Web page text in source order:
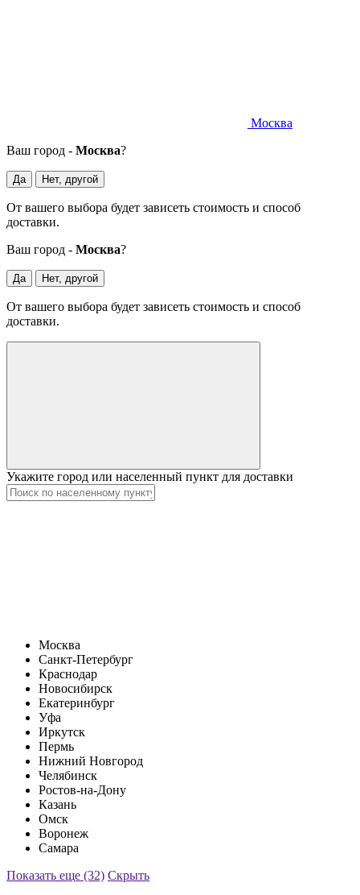
Москва
Ваш город - Москва?
Да Нет, другой
От вашего выбора будет зависеть стоимость и способ
доставки.
Ваш город - Москва?
Да Нет, другой
От вашего выбора будет зависеть стоимость и способ
доставки.
Укажите город или населенный пункт для доставки
Москва
Санкт-Петербург
Краснодар
Новосибирск
Екатеринбург
Уфа
Иркутск
Пермь
Нижний Новгород
Челябинск
Ростов-на-Дону
Казань
Омск
Воронеж
Самара
Показать еще (32) Скрыть